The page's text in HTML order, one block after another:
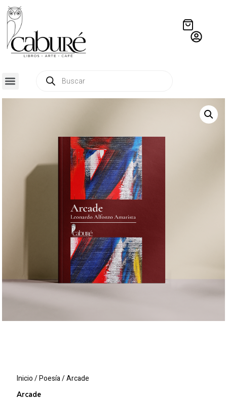
Inicio/Poesía/ Arcade
Arcade